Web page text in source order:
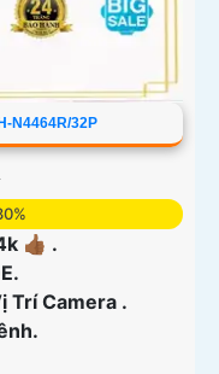
N4464R/32P
👍🏾 .
Trí Camera .